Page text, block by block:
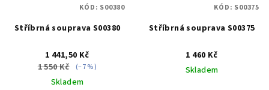
Stříbrná souprava S00380
1 441,50 Kč
1 550 Kč (–7 %)
Skladem
KÓD: S00380
Stříbrná souprava S00375
1 460 Kč
Skladem
KÓD: S00375